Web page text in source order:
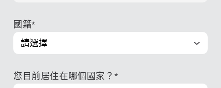
國籍*
您目前居住在哪個國家？ *